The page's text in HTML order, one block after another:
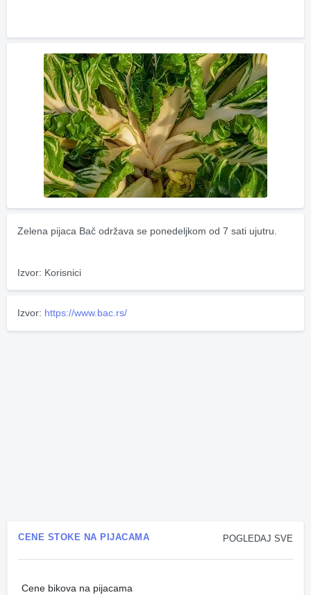
Zelena pijaca Bač održava se ponedeljkom od 7 sati ujutru.
Izvor: Korisnici
Izvor: https://www.bac.rs/
POGLEDAJ SVE
CENE STOKE NA PIJACAMA
Cene bikova na pijacama